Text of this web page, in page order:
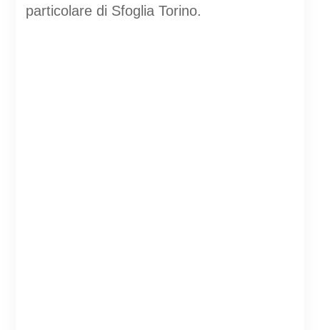
particolare di Sfoglia Torino.